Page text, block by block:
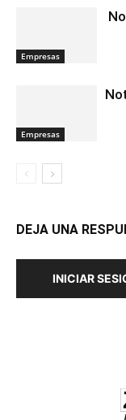
Empresas
Empresas
DEJA UNA
INICIAR